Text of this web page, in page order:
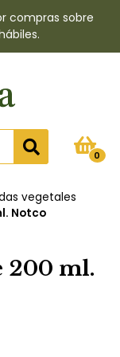
compras sobre
0
vegetales
Notco
200 ml.